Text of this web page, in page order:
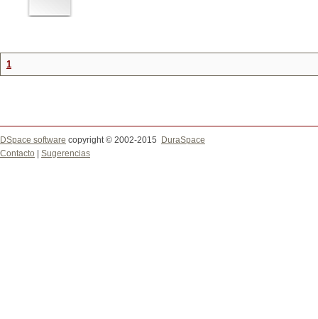
1
DSpace software copyright © 2002-2015
DuraSpace
Contacto
Sugerencias